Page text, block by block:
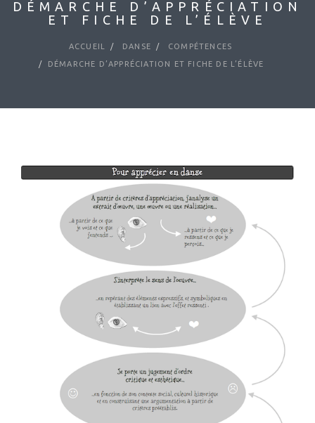
DÉMARCHE D’APPRÉCIATION
ET FICHE DE L’ÉLÈVE
ACCUEIL DANSE COMPÉTENCES
DÉMARCHE D’APPRÉCIATION ET FICHE DE L’ÉLÈVE